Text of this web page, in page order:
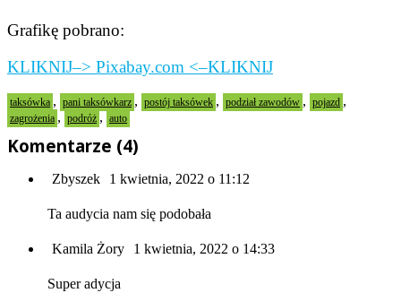
Grafikę pobrano:
KLIKNIJ–> Pixabay.com <–KLIKNIJ
taksówka , pani taksówkarz , postój taksówek , podział zawodów , pojazd ,
zagrożenia , podróż , auto
Komentarze (4)
Zbyszek 1 kwietnia, 2022 o 11:12
Ta audycia nam się podobała
Kamila Żory 1 kwietnia, 2022 o 14:33
Super adycja